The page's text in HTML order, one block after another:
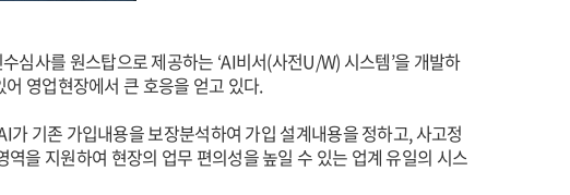
사를 원스탑으로 제공하는 ‘AI비서(사전U/W) 시스템’을 개발하
영업현장에서 큰 호응을 얻고 있다.
기존 가입내용을 보장분석하여 가입 설계내용을 정하고, 사고정
을 지원하여 현장의 업무 편의성을 높일 수 있는 업계 유일의 시스